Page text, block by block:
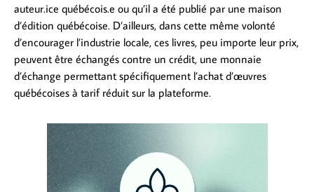
auteur.ice québécois.e ou qu’il a été publié par une maison
d’édition québécoise. D’ailleurs, dans cette même volonté
d’encourager l’industrie locale, ces livres, peu importe leur prix,
peuvent être échangés contre un crédit, une monnaie
d’échange permettant spécifiquement l’achat d’œuvres
québécoises à tarif réduit sur la plateforme.